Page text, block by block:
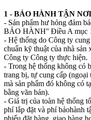
1 - BẢO HÀNH TẬN
- Sản phẩm hư hỏng đảm
BẢO HÀNH'' Điều A mục
- Hệ thống do Công ty
chuẩn kỹ thuật của nhà
Công ty Công ty thực hiện.
- Trong hệ thống không có
trang bị, tự cung cấp
mà sản phẩm đó không có
bằng văn bản).
- Giá trị của toàn hệ thống
phí lắp đặt và phí bảohành
phiếu đặt hàng, giao hàng